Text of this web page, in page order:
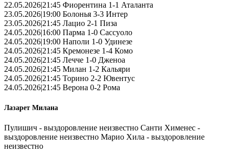
22.05.2026|21:45 Фиорентина 1-1 Аталанта
23.05.2026|19:00 Болонья 3-3 Интер
23.05.2026|21:45 Лацио 2-1 Пиза
24.05.2026|16:00 Парма 1-0 Сассуоло
24.05.2026|19:00 Наполи 1-0 Удинезе
24.05.2026|21:45 Кремонезе 1-4 Комо
24.05.2026|21:45 Лечче 1-0 Дженоа
24.05.2026|21:45 Милан 1-2 Кальяри
24.05.2026|21:45 Торино 2-2 Ювентус
24.05.2026|21:45 Верона 0-2 Рома
Лазарет Милана
Пулишич - выздоровление неизвестно Санти Хименес -
выздоровление неизвестно Марио Хила - выздоровление
неизвестно